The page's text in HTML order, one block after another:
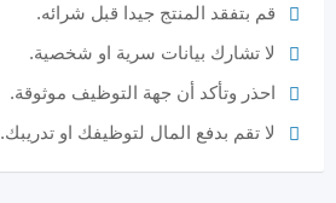
قم بتفقد المنتج جيدا قبل شرائه.
لا تشارك بيانات سرية او شخصية.
احذر وتأكد أن جهة التوظيف موثوقة.
لا تقم بدفع المال لتوظيفك او تدريبك.